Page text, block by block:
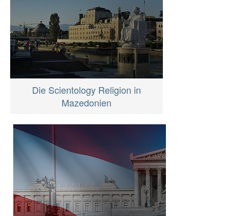
Die Scientology Religion in
Mazedonien